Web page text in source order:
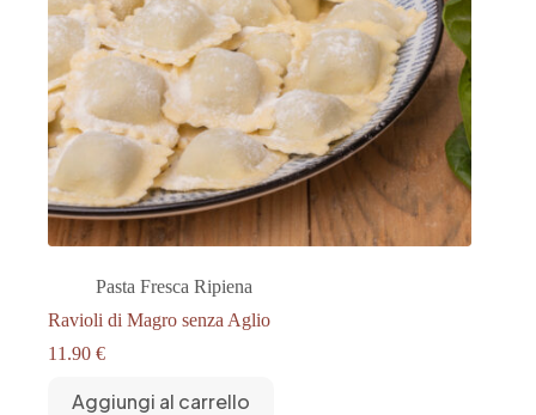
Pasta Fresca Ripiena
Ravioli di Magro senza Aglio
11.90 €
Aggiungi al carrello